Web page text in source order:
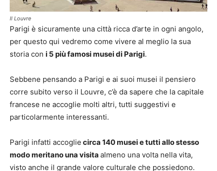
Il Louvre
Parigi è sicuramente una città ricca d’arte in ogni angolo,
per questo qui vedremo come vivere al meglio la sua
storia con i 5 più famosi musei di Parigi.
Sebbene pensando a Parigi e ai suoi musei il pensiero
corre subito verso il Louvre, c’è da sapere che la capitale
francese ne accoglie molti altri, tutti suggestivi e
particolarmente interessanti.
Parigi infatti accoglie circa 140 musei e tutti allo stesso
modo meritano una visita almeno una volta nella vita,
visto anche il grande valore culturale che possiedono.